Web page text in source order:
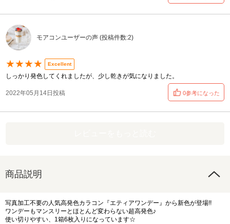
モアコンユーザーの声 (投稿件数:2)
★★★★ Excellent
しっかり発色してくれましたが、少し乾きが気になりました。
2022年05月14日投稿 0参考になった
商品説明
写真加工不要の人気高発色カラコン『エティアワンデー』から新色が登場!!
ワンデーもマンスリーとほとんど変わらない超高発色♪
使い切りやすい、1箱6枚入りになっています☆